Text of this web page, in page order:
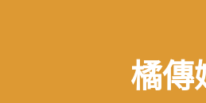
橘傳